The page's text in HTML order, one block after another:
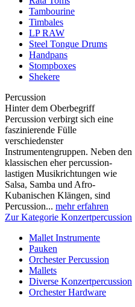
Tambourine
Timbales
LP RAW
Steel Tongue Drums
Handpans
Stompboxes
Shekere
Percussion
Hinter dem Oberbegriff
Percussion verbirgt sich eine
faszinierende Fülle
verschiedenster
Instrumentengruppen. Neben den
klassischen eher percussion-
lastigen Musikrichtungen wie
Salsa, Samba und Afro-
Kubanischen Klängen, sind
Percussion... mehr erfahren
Zur Kategorie Konzertpercussion
Mallet Instrumente
Pauken
Orchester Percussion
Mallets
Diverse Konzertpercussion
Orchester Hardware